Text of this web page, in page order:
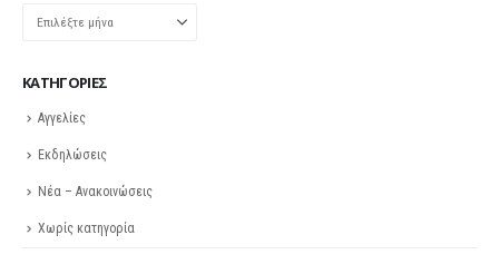
Ιστορικό
KΑΤΗΓΟΡΊΕΣ
Αγγελίες
Εκδηλώσεις
Νέα – Ανακοινώσεις
Χωρίς κατηγορία